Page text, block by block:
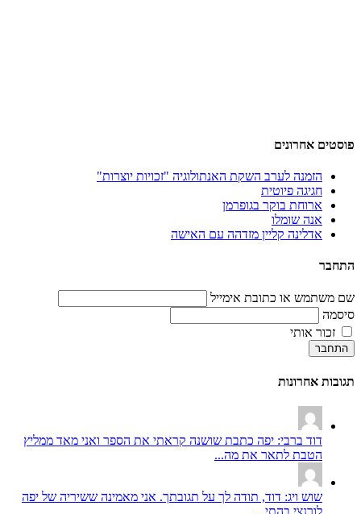
פוסטים אחרונים
הזמנה לערב השקת האנתולוגיה "זכויות יוצרות"
חגיגה פיוטית
ארוחת בוקר בגופרמן
אנה שומלו
אדלינה קליין מזדהה עם האישה
התחבר
שם משתמש או כתובת אימייל
סיסמה
זכור אותי
התחבר
תגובות אחרונות
דוד ברבי: יפה כתבת שושנה קראתי את הספר ואני מאד ממליץ
הטבת לתאר את מה...
שוש ויג: דוד, תודה לך על תגובתך. אני מאמינה ששיריה של יפה
לורנצי בהתי...